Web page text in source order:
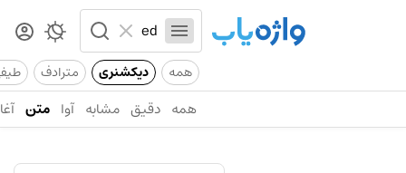
همه دیکشنری مترادف
همه دقیق مشابه آوا متن